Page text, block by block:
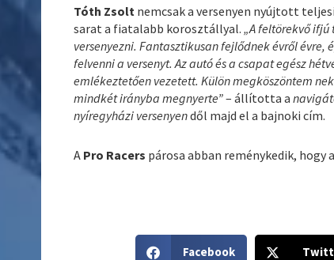
Tóth Zsolt nemcsak a versenyen nyújtott
sarat a fiatalabb korosztállyal.„A feltörekvő
versenyezni. Fantasztikusan fejlődnek évről évre,
felvenni a versenyt. Az autó és a csapat egész
emlékeztetően vezetett. Külön megköszöntem
mindkét irányba megnyerte”– állította a
nyíregyházi versenyendől majd el a bajnoki cím.
A Pro Racers párosa abban reménykedik, hogy
Facebook